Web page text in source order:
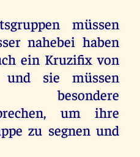
müssen
nahebei haben
ein Kruzifix von
sie müssen
besondere
um ihre
zu segnen und